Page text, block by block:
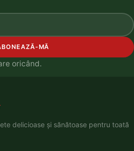
MĂ
oricând.
delicioase și sănătoase pentru toată